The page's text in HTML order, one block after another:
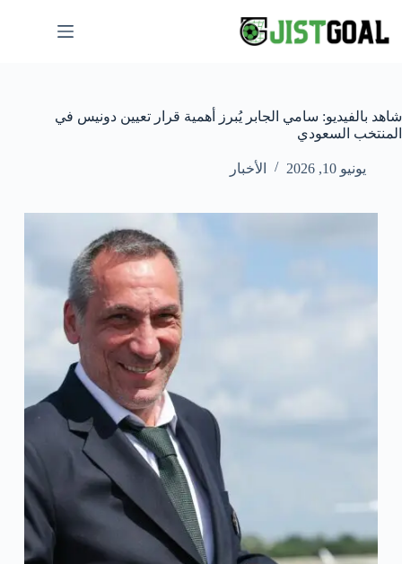
المحتوى
شاهد بالفيديو: سامي الجابر يُبرز أهمية قرار تعيين دونيس في
المنتخب السعودي
يونيو 10, 2026 الأخبار